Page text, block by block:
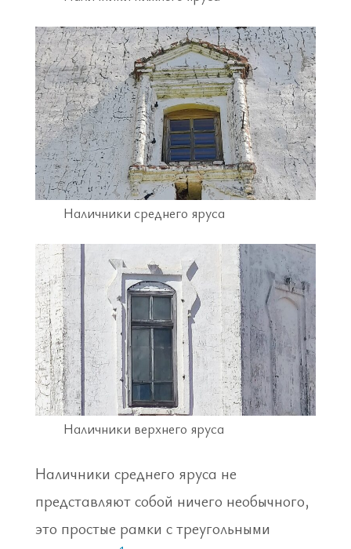
Наличники среднего яруса
Наличники верхнего яруса
Наличники среднего яруса не
представляют собой ничего необычного,
это простые рамки с треугольными